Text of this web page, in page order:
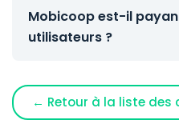
Mobicoop est-il
utilisateurs ?
← Retour à la liste des